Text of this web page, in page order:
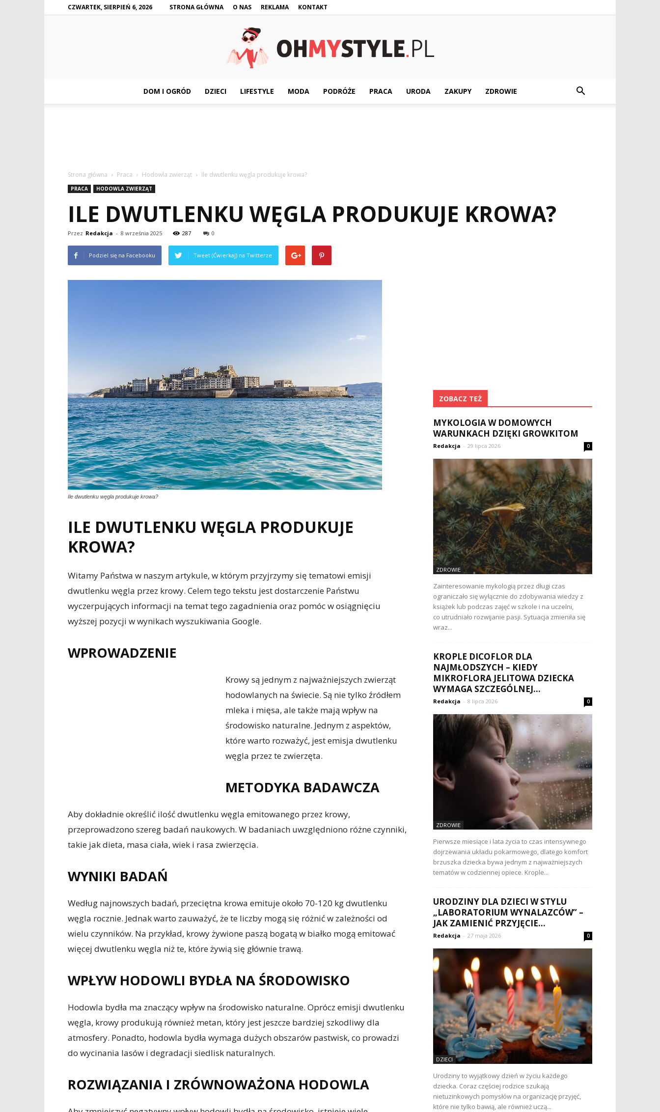
CZWARTEK, SIERPIEŃ 6, 2026 STRONA GŁÓWNA O NAS REKLAMA KONTAKT
DOM I OGRÓD DZIECI LIFESTYLE MODA PODRÓŻE PRACA URODA ZAKUPY ZDROWIE
Strona główna Praca Hodowla zwierząt Ile dwutlenku węgla produkuje krowa?
PRACA HODOWLA ZWIERZĄT
ILE DWUTLENKU WĘGLA PRODUKUJE KROWA?
Przez Redakcja - 8 września 2025 287 0
Podziel się na Facebooku Tweet (Ćwierkaj) na Twitterze
Ile dwutlenku węgla produkuje krowa?
ILE DWUTLENKU WĘGLA PRODUKUJE
KROWA?
Witamy Państwa w naszym artykule, w którym przyjrzymy się tematowi emisji
dwutlenku węgla przez krowy. Celem tego tekstu jest dostarczenie Państwu
wyczerpujących informacji na temat tego zagadnienia oraz pomóc w osiągnięciu
wyższej pozycji w wynikach wyszukiwania Google.
WPROWADZENIE
Krowy są jednym z najważniejszych zwierząt
hodowlanych na świecie. Są nie tylko źródłem
mleka i mięsa, ale także mają wpływ na
środowisko naturalne. Jednym z aspektów,
które warto rozważyć, jest emisja dwutlenku
węgla przez te zwierzęta.
METODYKA BADAWCZA
Aby dokładnie określić ilość dwutlenku węgla emitowanego przez krowy,
przeprowadzono szereg badań naukowych. W badaniach uwzględniono różne czynniki,
takie jak dieta, masa ciała, wiek i rasa zwierzęcia.
WYNIKI BADAŃ
Według najnowszych badań, przeciętna krowa emituje około 70-120 kg dwutlenku
węgla rocznie. Jednak warto zauważyć, że te liczby mogą się różnić w zależności od
wielu czynników. Na przykład, krowy żywione paszą bogatą w białko mogą emitować
więcej dwutlenku węgla niż te, które żywią się głównie trawą.
WPŁYW HODOWLI BYDŁA NA ŚRODOWISKO
Hodowla bydła ma znaczący wpływ na środowisko naturalne. Oprócz emisji dwutlenku
węgla, krowy produkują również metan, który jest jeszcze bardziej szkodliwy dla
atmosfery. Ponadto, hodowla bydła wymaga dużych obszarów pastwisk, co prowadzi
do wycinania lasów i degradacji siedlisk naturalnych.
ROZWIĄZANIA I ZRÓWNOWAŻONA HODOWLA
ZOBACZ TEŻ
MYKOLOGIA W DOMOWYCH
WARUNKACH DZIĘKI GROWKITOM
Redakcja - 29 lipca 2026 0
ZDROWIE
Zainteresowanie mykologią przez długi czas
ograniczało się wyłącznie do zdobywania wiedzy z
książek lub podczas zajęć w szkole i na uczelni,
co utrudniało rozwijanie pasji. Sytuacja zmieniła się
wraz...
KROPLE DICOFLOR DLA
NAJMŁODSZYCH – KIEDY
MIKROFLORA JELITOWA DZIECKA
WYMAGA SZCZEGÓLNEJ...
Redakcja - 8 lipca 2026 0
ZDROWIE
Pierwsze miesiące i lata życia to czas intensywnego
dojrzewania układu pokarmowego, dlatego komfort
brzuszka dziecka bywa jednym z najważniejszych
tematów w codziennej opiece. Krople...
URODZINY DLA DZIECI W STYLU
„LABORATORIUM WYNALAZCÓW” –
JAK ZAMIENIĆ PRZYJĘCIE...
Redakcja - 27 maja 2026 0
DZIECI
Urodziny to wyjątkowy dzień w życiu każdego
dziecka. Coraz częściej rodzice szukają
nietuzinkowych pomysłów na organizację przyjęć,
które nie tylko bawią, ale również uczą...